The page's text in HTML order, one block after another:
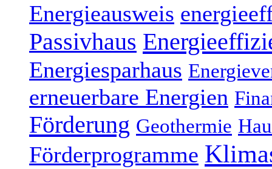
Energieausweis
Passivhaus
Energiesparhaus
erneuerbare Energien
Förderung Geothermie
Förderprogramme